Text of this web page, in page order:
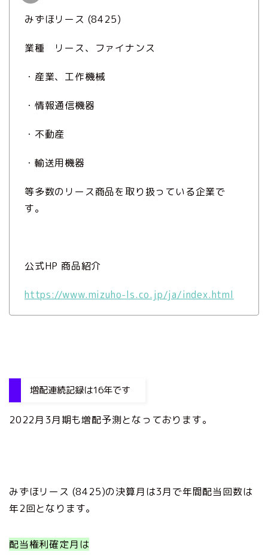
みずほリース (8425)
業種 リース、ファイナンス
・産業、工作機械
・情報通信機器
・不動産
・輸送用機器
等多数のリース商品を取り扱っている企業で
す。
公式HP 商品紹介
https://www.mizuho-ls.co.jp/ja/index.html
増配連続記録は16年です
2022月3月期も増配予測となっております。
みずほリース (8425)の決算月は3月で年間配当回数は
年2回となります。
配当権利確定月は